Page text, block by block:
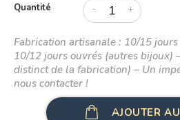
Quantité - +
Fabrication artisanale : 10/15
10/12 jours ouvrés (autres bijoux)
distinct de la fabrication) – Un
nous contacter !
AJOUTER